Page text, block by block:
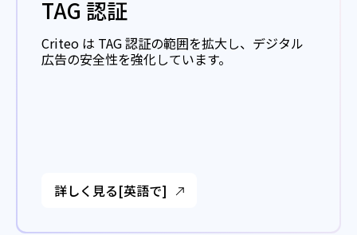
TAG 認証
Criteo は TAG 認証の範囲を拡大し、デジタル
広告の安全性を強化しています。
詳しく見る[英語で]